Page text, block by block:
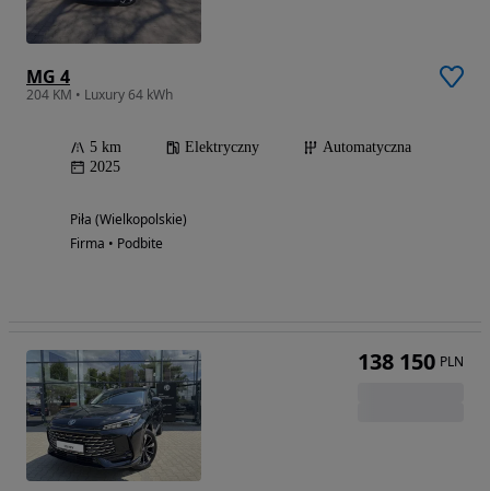
MG 4
204 KM • Luxury 64 kWh
5 km Elektryczny
Automatyczna
2025
Piła (Wielkopolskie)
Firma • Podbite
138 150 PLN